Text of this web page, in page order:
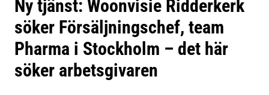
Ny tjänst: Woonvisie Ridderkerk
söker Försäljningschef, team
Pharma i Stockholm – det här
söker arbetsgivaren